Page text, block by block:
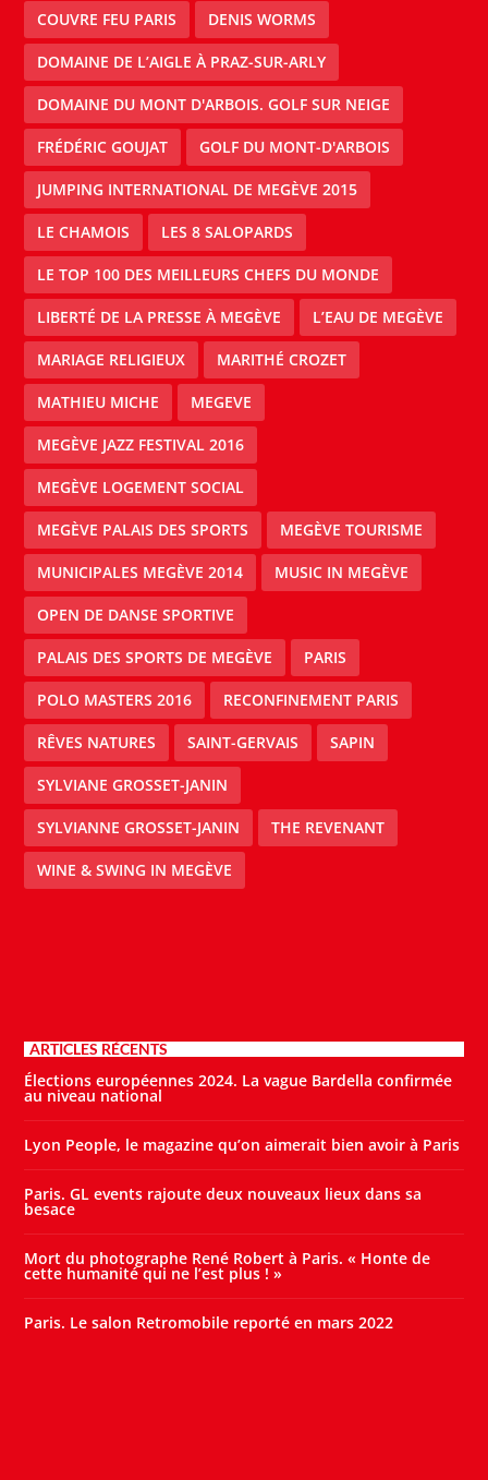
COUVRE FEU PARIS DENIS WORMS
DOMAINE DE L’AIGLE À PRAZ-SUR-ARLY
DOMAINE DU MONT D'ARBOIS. GOLF SUR NEIGE
FRÉDÉRIC GOUJAT GOLF DU MONT-D'ARBOIS
JUMPING INTERNATIONAL DE MEGÈVE 2015
LE CHAMOIS LES 8 SALOPARDS
LE TOP 100 DES MEILLEURS CHEFS DU MONDE
LIBERTÉ DE LA PRESSE À MEGÈVE L’EAU DE MEGÈVE
MARIAGE RELIGIEUX MARITHÉ CROZET
MATHIEU MICHE MEGEVE
MEGÈVE JAZZ FESTIVAL 2016
MEGÈVE LOGEMENT SOCIAL
MEGÈVE PALAIS DES SPORTS MEGÈVE TOURISME
MUNICIPALES MEGÈVE 2014 MUSIC IN MEGÈVE
OPEN DE DANSE SPORTIVE
PALAIS DES SPORTS DE MEGÈVE PARIS
POLO MASTERS 2016 RECONFINEMENT PARIS
RÊVES NATURES SAINT-GERVAIS SAPIN
SYLVIANE GROSSET-JANIN
SYLVIANNE GROSSET-JANIN THE REVENANT
WINE & SWING IN MEGÈVE
ARTICLES RÉCENTS
Élections européennes 2024. La vague Bardella confirmée
au niveau national
Lyon People, le magazine qu’on aimerait bien avoir à Paris
Paris. GL events rajoute deux nouveaux lieux dans sa
besace
Mort du photographe René Robert à Paris. « Honte de
cette humanité qui ne l’est plus ! »
Paris. Le salon Retromobile reporté en mars 2022